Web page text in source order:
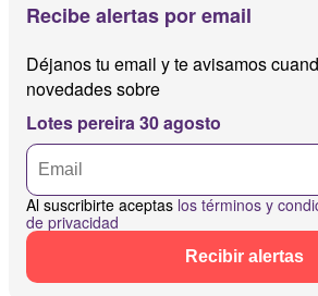
Recibe alertas por email
Déjanos tu email y te avisamos
novedades sobre
Lotes pereira 30 agosto
Al suscribirte aceptas los términos y
de privacidad
Recibir alertas